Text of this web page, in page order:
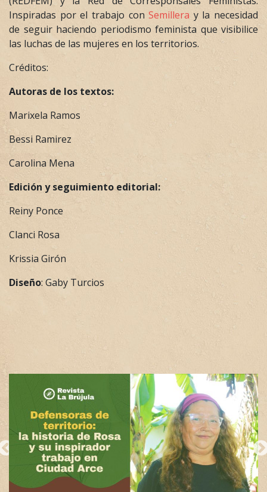
Inspiradas por el trabajo conSemillera y la necesidad
de seguir haciendo periodismo feminista que visibilice
las luchas de las mujeres en los territorios.
Créditos:
Autoras de los textos:
Marixela Ramos
Bessi Ramirez
Carolina Mena
Edición y seguimiento editorial:
Reiny Ponce
Clanci Rosa
Krissia Girón
Diseño: Gaby Turcios